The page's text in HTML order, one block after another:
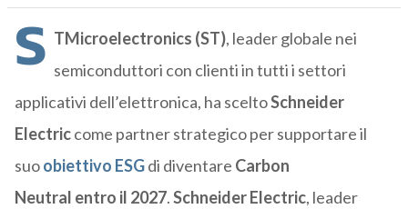
S TMicroelectronics (ST), leader globale nei
semiconduttori con clienti in tutti i settori
applicativi dell’elettronica, ha sceltoSchneider
Electriccome partner strategico per supportare il
suoobiettivo ESGdi diventare Carbon
Neutral entro il 2027.Schneider Electric, leader